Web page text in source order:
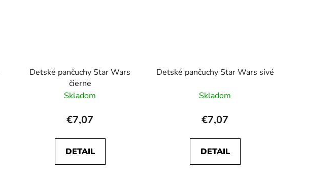
Detské pančuchy Star Wars
čierne
Skladom
€7,07
DETAIL
Detské pančuchy Star Wars sivé
Skladom
€7,07
DETAIL